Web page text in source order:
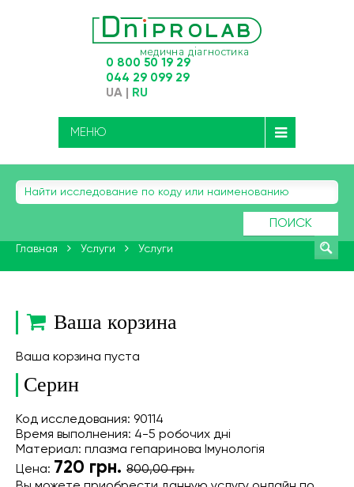
0 800 50 19 29
044 29 099 29
UA RU
МЕНЮ
ПОИСК
Главная Услуги Услуги
Ваша корзина
Ваша корзина пуста
Серин
Код исследования: 90114
Время выполнения: 4-5 робочих дні
Материал: плазма гепаринова Імунологія
Цена: 720 грн. 800,00 грн.